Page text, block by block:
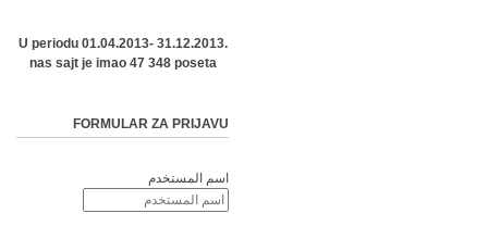
U periodu 01.04.2013- 31.12.2013.
nas sajt je imao 47 348 poseta
FORMULAR ZA PRIJAVU
اسم المستخدم